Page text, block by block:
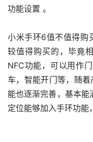
功能设置 。
小米手环6值不值得购
较值得购买的，毕竟
NFC功能，可以用作
车，智能开门等，随
能也逐渐完善，基本能
定位能够加入手环功能